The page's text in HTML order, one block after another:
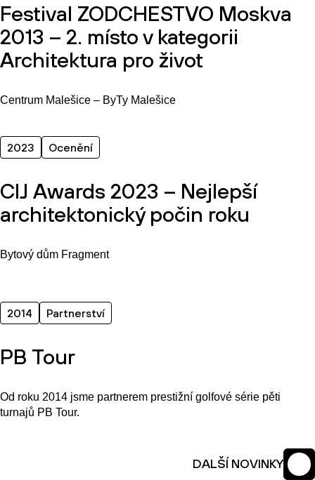
Festival ZODCHESTVO Moskva
2013 – 2. místo v kategorii
Architektura pro život
Centrum Malešice – ByTy Malešice
2023 Ocenění
CIJ Awards 2023 – Nejlepší
architektonický počin roku
Bytový dům Fragment
2014 Partnerství
PB Tour
Od roku 2014 jsme partnerem prestižní golfové série pěti
turnajů PB Tour.
DALŠÍ NOVINKY